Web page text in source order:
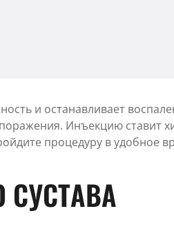
и останавливает
Инъекцию ставит
процедуру в удобное
СУСТАВА